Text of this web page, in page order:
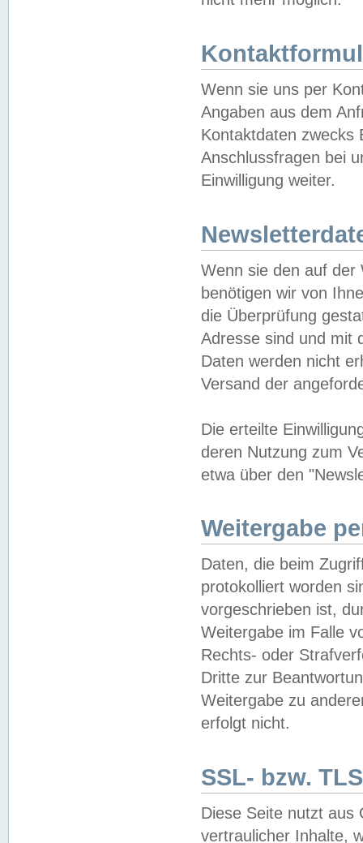
Wenn sie uns per
Angaben aus dem
Kontaktdaten zwecks
Anschlussfragen bei
Einwilligung weiter.
Wenn sie den auf der
benötigen wir von
die Überprüfung
Adresse sind und mit
Daten werden nicht
Versand der
Die erteilte
deren Nutzung zum
etwa über den
Weitergabe
Daten, die beim
protokolliert worden
vorgeschrieben ist,
Weitergabe im Falle
Rechts- oder
Dritte zur
Weitergabe zu
erfolgt nicht.
SSL- bzw.
Diese Seite nutzt aus
vertraulicher Inhalte,